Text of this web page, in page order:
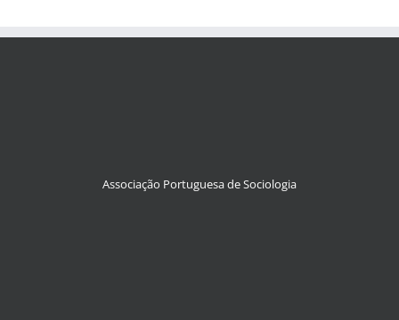
Associação Portuguesa de Sociologia